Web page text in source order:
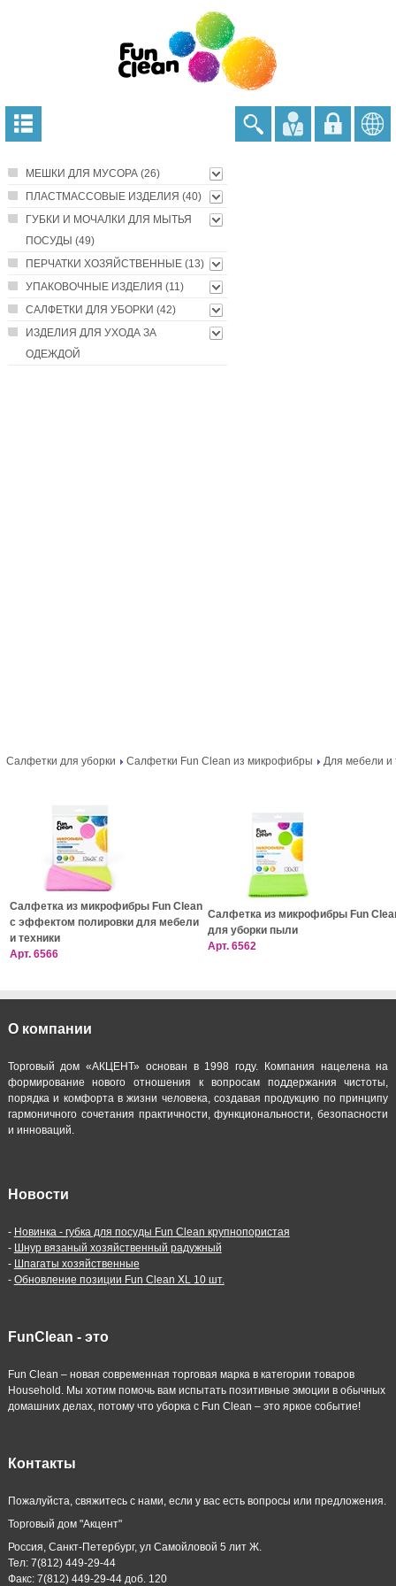
МЕШКИ ДЛЯ МУСОРА (26)
ПЛАСТМАССОВЫЕ ИЗДЕЛИЯ (40)
ГУБКИ И МОЧАЛКИ ДЛЯ МЫТЬЯ
ПОСУДЫ (49)
ПЕРЧАТКИ ХОЗЯЙСТВЕННЫЕ (13)
УПАКОВОЧНЫЕ ИЗДЕЛИЯ (11)
САЛФЕТКИ ДЛЯ УБОРКИ (42)
ИЗДЕЛИЯ ДЛЯ УХОДА ЗА
ОДЕЖДОЙ
Салфетки для уборки Салфетки Fun Clean из микрофибры Для мебели и
Cалфетка из микрофибры Fun Clean
с эффектом полировки для мебели
и техники
Арт. 6566
Салфетка из микрофибры Fun
для уборки пыли
Арт. 6562
О компании
Торговый дом «АКЦЕНТ» основан в 1998 году. Компания нацелена на
формирование нового отношения к вопросам поддержания чистоты,
порядка и комфорта в жизни человека, создавая продукцию по принципу
гармоничного сочетания практичности, функциональности, безопасности
и инноваций.
Новости
- Новинка - губка для посуды Fun Clean крупнопористая
- Шнур вязаный хозяйственный радужный
- Шпагаты хозяйственные
- Обновление позиции Fun Clean XL 10 шт.
FunClean - это
Fun Clean – новая современная торговая марка в категории товаров
Household. Мы хотим помочь вам испытать позитивные эмоции в обычных
домашних делах, потому что уборка с Fun Clean – это яркое событие!
Контакты
Пожалуйста, свяжитесь с нами, если у вас есть вопросы или предложения.
Торговый дом "Акцент"
Россия, Санкт-Петербург, ул Самойловой 5 лит Ж.
Тел: 7(812) 449-29-44
Факс: 7(812) 449-29-44 доб. 120